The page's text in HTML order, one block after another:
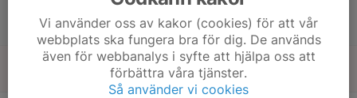
Vi använder oss av kakor (cookies) för att vår
webbplats ska fungera bra för dig. De används
även för webbanalys i syfte att hjälpa oss att
förbättra våra tjänster.
Så använder vi cookies